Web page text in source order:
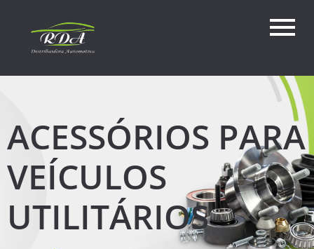
ACESSÓRIOS PARA
VEÍCULOS
UTILITÁRIOS